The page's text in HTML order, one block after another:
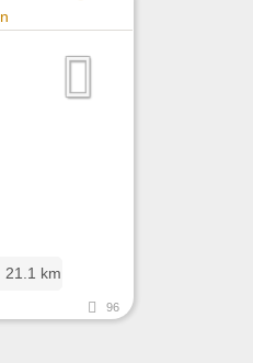
21.1 km
96